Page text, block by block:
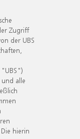
Zugriff
der UBS
alle
hierin